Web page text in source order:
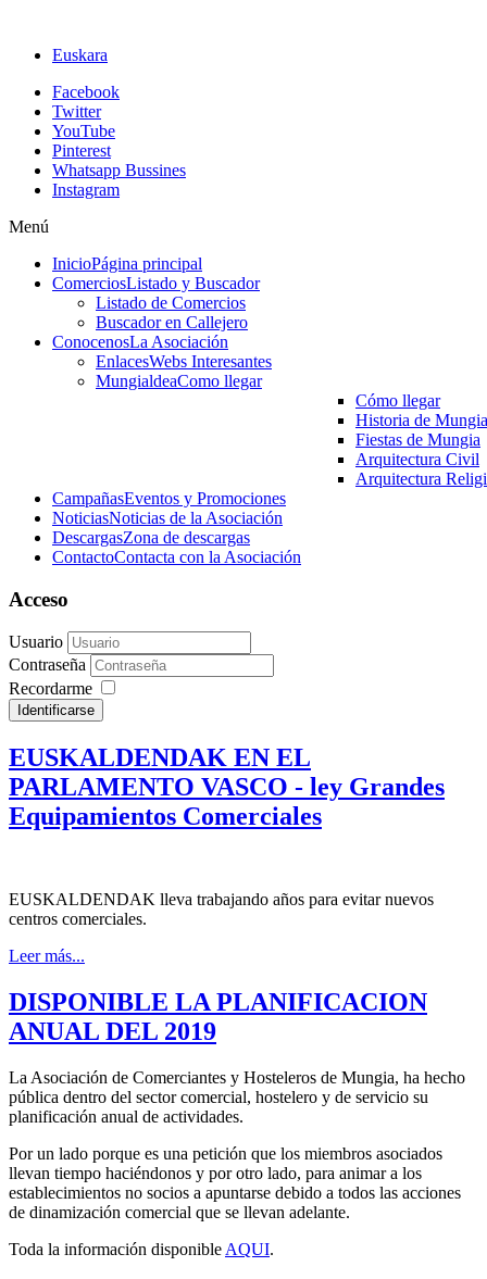
Euskara
Facebook
Twitter
YouTube
Pinterest
Whatsapp Bussines
Instagram
Menú
InicioPágina principal
ComerciosListado y Buscador
Listado de Comercios
Buscador en Callejero
ConocenosLa Asociación
EnlacesWebs Interesantes
MungialdeaComo llegar
Cómo llegar
Historia de Mungia
Fiestas de Mungia
Arquitectura Civil
Arquitectura
CampañasEventos y Promociones
NoticiasNoticias de la Asociación
DescargasZona de descargas
ContactoContacta con la Asociación
Acceso
Usuario
Contraseña
Recordarme
Identificarse
EUSKALDENDAK EN EL
PARLAMENTO VASCO - ley Grandes
Equipamientos Comerciales
EUSKALDENDAK lleva trabajando años para evitar nuevos
centros comerciales.
Leer más...
DISPONIBLE LA PLANIFICACION
ANUAL DEL 2019
La Asociación de Comerciantes y Hosteleros de Mungia, ha hecho
pública dentro del sector comercial, hostelero y de servicio su
planificación anual de actividades.
Por un lado porque es una petición que los miembros asociados
llevan tiempo haciéndonos y por otro lado, para animar a los
establecimientos no socios a apuntarse debido a todos las acciones
de dinamización comercial que se llevan adelante.
Toda la información disponible AQUI.